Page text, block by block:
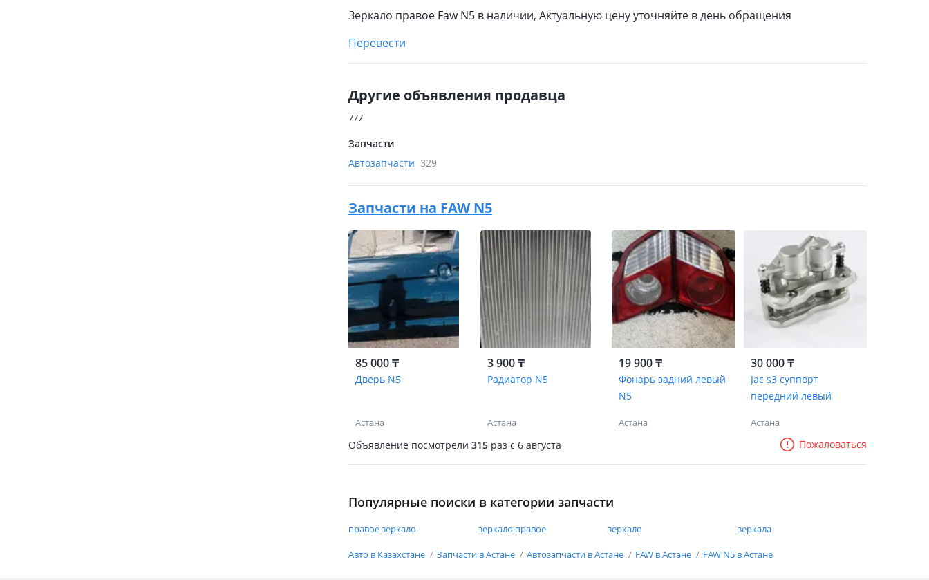
Зеркало правое Faw N5 в наличии, Актуальную цену уточняйте в день обращения
Перевести
Другие объявления продавца
777
Запчасти
Автозапчасти 329
Запчасти на FAW N5
85 000 ₸
Дверь N5
Астана
3 900 ₸
Радиатор N5
Астана
19 900 ₸
Фонарь задний левый
N5
Астана
30 000 ₸
Jac s3 суппорт
передний левый
Астана
Объявление посмотрели 315 раз c 6 августа Пожаловаться
Популярные поиски в категории запчасти
правое зеркало зеркало правое зеркало зеркала
Авто в Казахстане Запчасти в Астане Автозапчасти в Астане FAW в Астане FAW N5 в Астане